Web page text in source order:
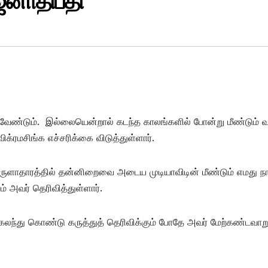
வேண்டும். இல்லையென்றால் கடந்த காலங்களில் போன்று மீண்டும்
எச்சரிக்கை விடுத்துள்ளார்.
தன்னிறைவை அடைய முடியாவிடின் மீண்டும் எமது
அவர் தெரிவித்துள்ளார்.
கொண்டு கருத்துத் தெரிவிக்கும் போதே அவர்